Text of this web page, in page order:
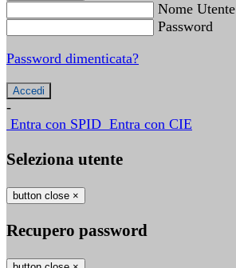
Nome Utente
Password
Password dimenticata?
-
Entra con SPID Entra con CIE
Seleziona utente
button close ×
Recupero password